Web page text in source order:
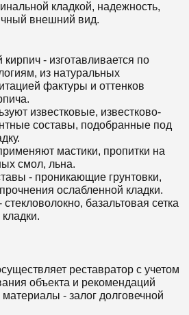
кладкой, надежность,
внешний вид.
- изготавливается по
из натуральных
фактуры и оттенков
известковые, известково-
составы, подобранные под
мастики, пропитки на
смол, льна.
- проникающие грунтовки,
ослабленной кладки.
базальтовая сетка
реставратор с учетом
объекта и рекомендаций
- залог долговечной